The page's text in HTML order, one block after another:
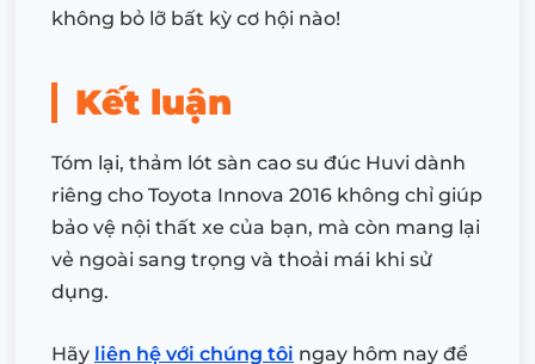
không bỏ lỡ bất kỳ cơ hội nào!
Kết luận
Tóm lại, thảm lót sàn cao su đúc Huvi dành
riêng cho Toyota Innova 2016 không chỉ giúp
bảo vệ nội thất xe của bạn, mà còn mang lại
vẻ ngoài sang trọng và thoải mái khi sử
dụng.
Hãy liên hệ với chúng tôi ngay hôm nay để